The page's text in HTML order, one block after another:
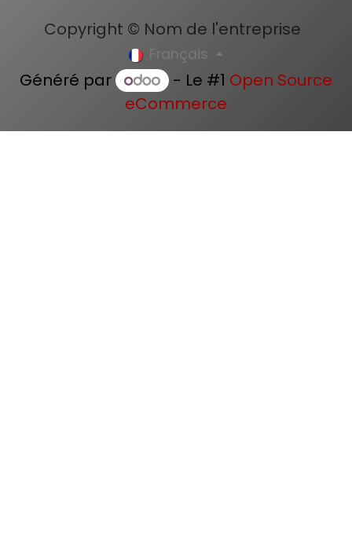
Copyright © Nom de l'entreprise
Français
Généré par - Le #1 Open Source
eCommerce